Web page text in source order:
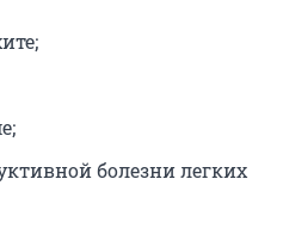
болезни легких